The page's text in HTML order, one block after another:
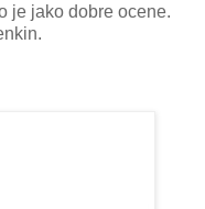
je jako dobre ocene.